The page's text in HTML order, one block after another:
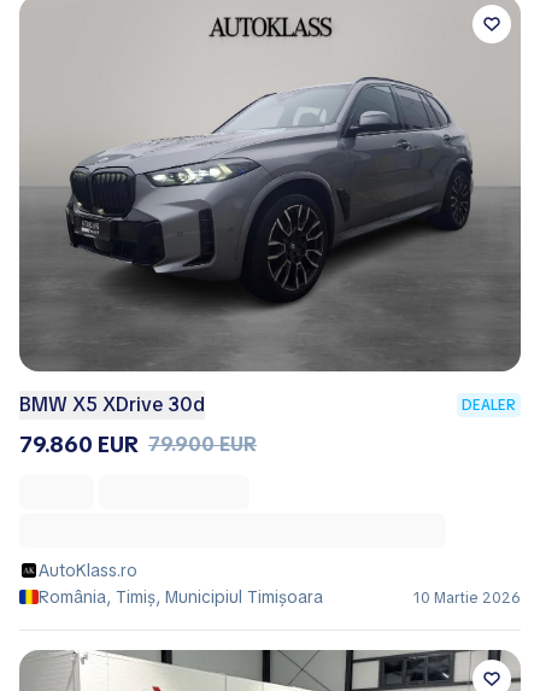
BMW X5 XDrive 30d DEALER
79.860 EUR 79.900 EUR
AutoKlass.ro
România, Timiș, Municipiul Timişoara
10 Martie 2026